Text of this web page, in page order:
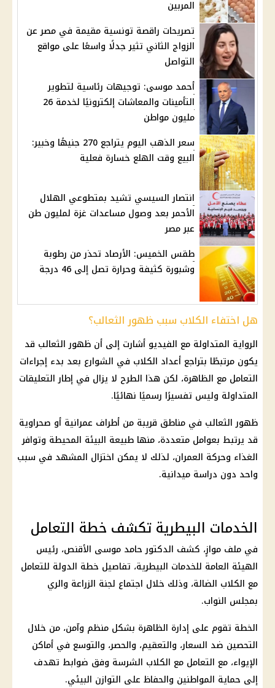
المربين
تصريحات راقصة تونسية مقيمة في مصر عن
الزواج الثاني تثير جدلًا واسعًا على مواقع
التواصل
أحمد موسى: توجيهات رئاسية لتطوير
التأمينات والمعاشات إلكترونيًا لخدمة 26
مليون مواطن
سعر الذهب اليوم يتراجع 270 جنيهًا وخبير:
البيع وقت الهلع خسارة فعلية
انتصار السيسي تشيد بمتطوعي الهلال
الأحمر بعد وصول مساعدات غزة لمليون طن
عبر مصر
طقس الخميس: الأرصاد تحذر من رطوبة
وشبورة كثيفة وحرارة تصل إلى 46 درجة
هل اختفاء الكلاب سبب ظهور الثعالب؟
الرواية المتداولة مع الفيديو أشارت إلى أن ظهور الثعالب قد
يكون مرتبطًا بتراجع أعداد الكلاب في الشوارع بعد بدء إجراءات
التعامل مع الظاهرة، لكن هذا الطرح لا يزال في إطار التعليقات
المتداولة وليس تفسيرًا رسميًا نهائيًا.
ظهور الثعالب في مناطق قريبة من أطراف عمرانية أو صحراوية
قد يرتبط بعوامل متعددة، منها طبيعة البيئة المحيطة وتوافر
الغذاء وحركة العمران، لذلك لا يمكن اختزال المشهد في سبب
واحد دون دراسة ميدانية.
الخدمات البيطرية تكشف خطة التعامل
في ملف موازٍ، كشف الدكتور حامد موسى الأقنص، رئيس
الهيئة العامة للخدمات البيطرية، تفاصيل خطة الدولة للتعامل
مع الكلاب الضالة، وذلك خلال اجتماع لجنة الزراعة والري
بمجلس النواب.
الخطة تقوم على إدارة الظاهرة بشكل منظم وآمن، من خلال
التحصين ضد السعار، والتعقيم، والحصر، والتوسع في أماكن
الإيواء، مع التعامل مع الكلاب الشرسة وفق ضوابط تهدف
إلى حماية المواطنين والحفاظ على التوازن البيئي.